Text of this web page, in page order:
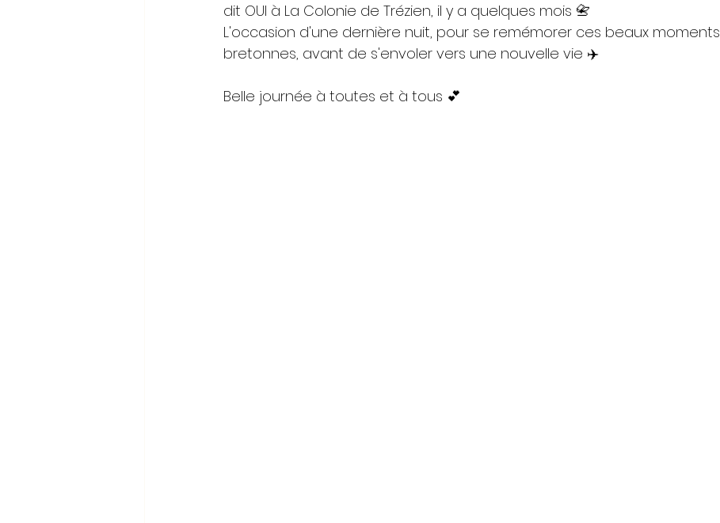
dit OUI à La Colonie de Trézien, il y a quelques mois 📇
L'occasion d'une dernière nuit, pour se remémorer ces beaux
bretonnes, avant de s'envoler vers une nouvelle vie ✈️
Belle journée à toutes et à tous 💕